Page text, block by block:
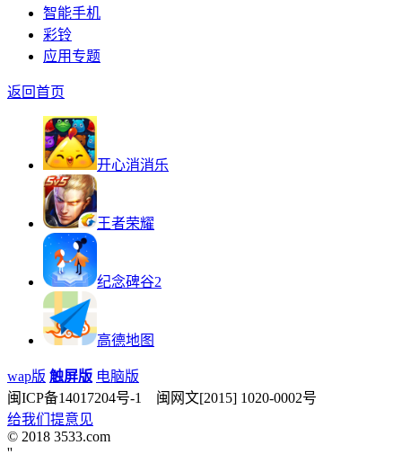
智能手机
彩铃
应用专题
返回首页
开心消消乐
王者荣耀
纪念碑谷2
高德地图
wap版 触屏版 电脑版
闽ICP备14017204号-1 闽网文[2015] 1020-0002号
给我们提意见
© 2018 3533.com
''